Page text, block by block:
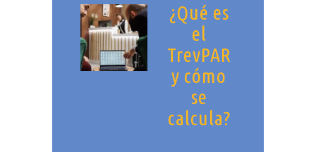
¿Qué es
el
TrevPAR
y cómo
se
calcula?